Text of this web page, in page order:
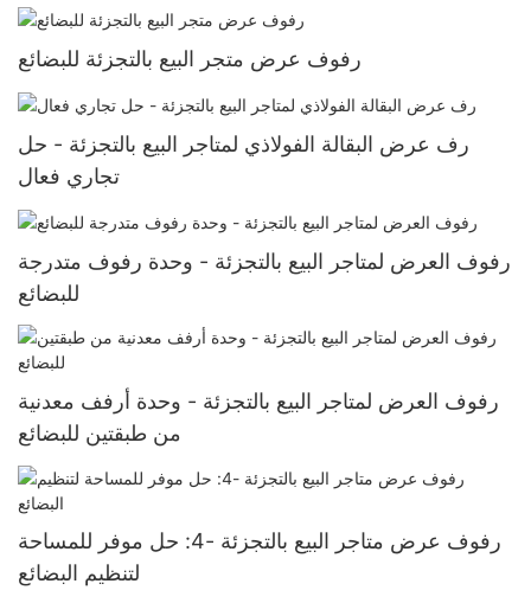
رفوف عرض متجر البيع بالتجزئة للبضائع
رف عرض البقالة الفولاذي لمتاجر البيع بالتجزئة - حل
تجاري فعال
رفوف العرض لمتاجر البيع بالتجزئة - وحدة رفوف متدرجة
للبضائع
رفوف العرض لمتاجر البيع بالتجزئة - وحدة أرفف معدنية
من طبقتين للبضائع
رفوف عرض متاجر البيع بالتجزئة -4: حل موفر للمساحة
لتنظيم البضائع